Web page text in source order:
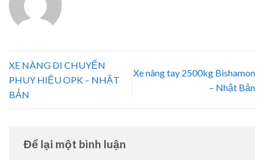
XE NÂNG DI CHUYỂN
PHUY HIỆU OPK – NHẬT
BẢN
Xe nâng tay 2500kg Bishamon
– Nhật Bản
Để lại một bình luận